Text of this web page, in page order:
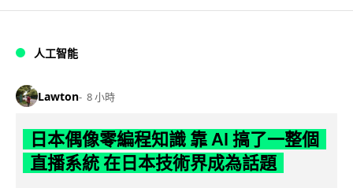
人工智能
Lawton 8 小時
日本偶像零編程知識 靠 AI 搞了一整個
直播系統 在日本技術界成為話題